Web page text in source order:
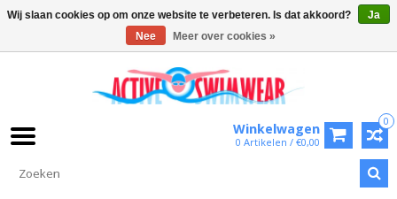
0
Winkelwagen
0 Artikelen / €0,00
Wij slaan cookies op om onze website te verbeteren. Is dat akkoord?
Ja
Nee
Meer over cookies »